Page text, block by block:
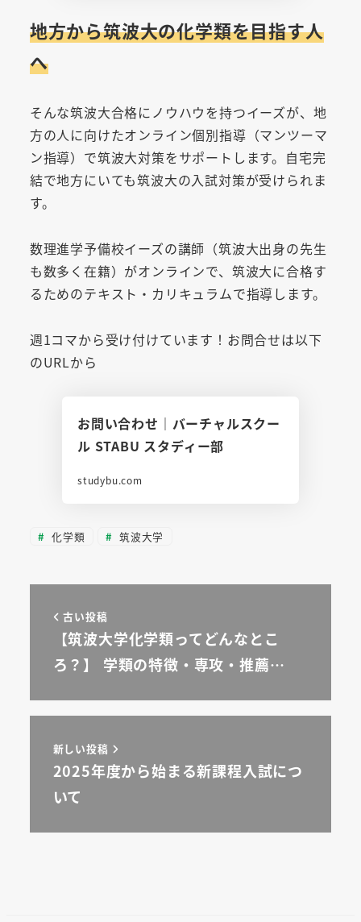
地方から筑波大の化学類を目指す人
へ
そんな筑波大合格にノウハウを持つイーズが、地
方の人に向けたオンライン個別指導（マンツーマ
ン指導）で筑波大対策をサポートします。自宅完
結で地方にいても筑波大の入試対策が受けられま
す。
数理進学予備校イーズの講師（筑波大出身の先生
も数多く在籍）がオンラインで、筑波大に合格す
るためのテキスト・カリキュラムで指導します。
週1コマから受け付けています！お問合せは以下
のURLから
お問い合わせ｜バーチャルスクー
ル STABU スタディー部
studybu.com
化学類 筑波大学
古い投稿
【筑波大学化学類ってどんなとこ
ろ？】 学類の特徴・専攻・推薦…
新しい投稿
2025年度から始まる新課程入試につ
いて